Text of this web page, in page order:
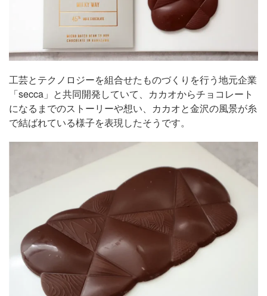
工芸とテクノロジーを組合せたものづくりを行う地元企業
「secca」と共同開発していて、カカオからチョコレート
になるまでのストーリーや想い、カカオと金沢の風景が糸
で結ばれている様子を表現したそうです。